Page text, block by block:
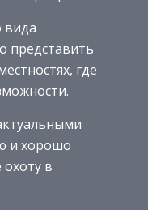
вида
представить
где
и хорошо
в